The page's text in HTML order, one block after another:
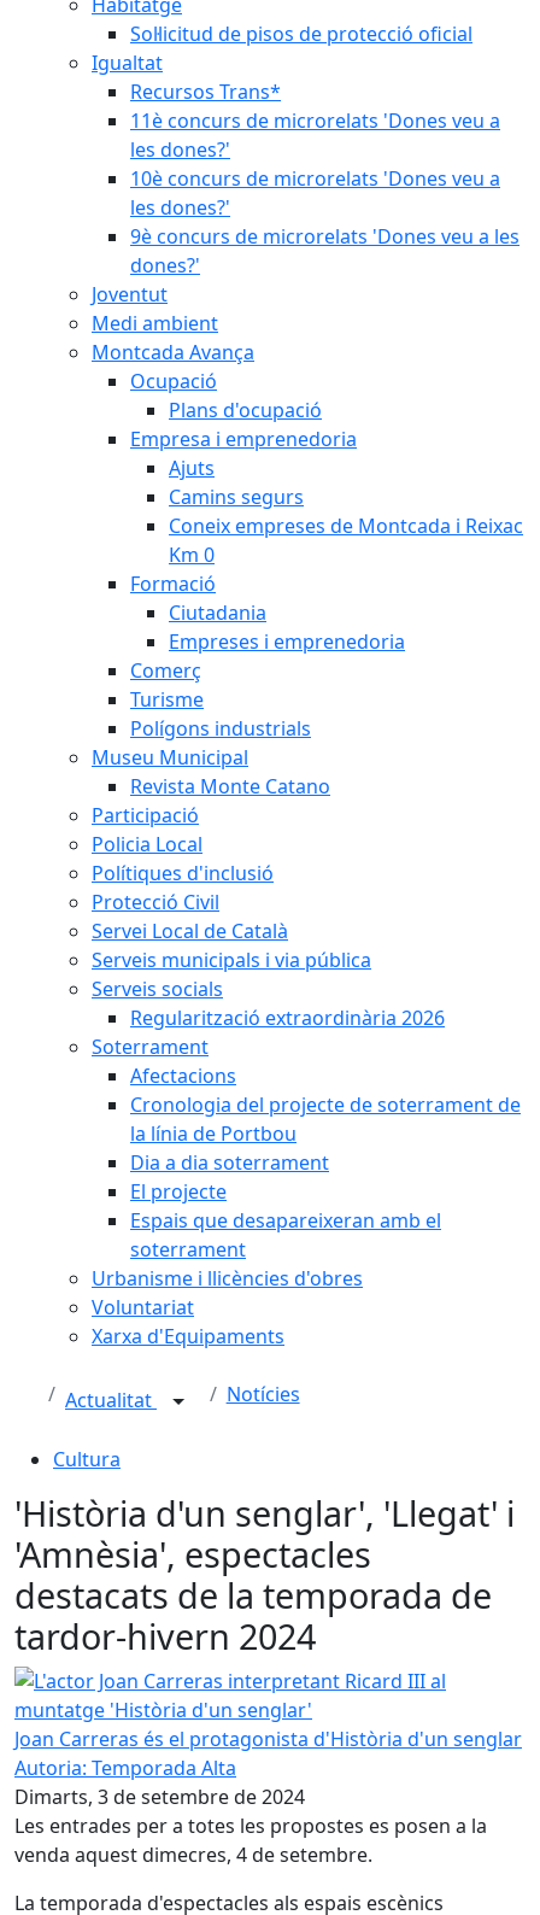
Sol·licitud de pisos de protecció oficial
Igualtat
Recursos Trans*
11è concurs de microrelats 'Dones veu a
les dones?'
10è concurs de microrelats 'Dones veu a
les dones?'
9è concurs de microrelats 'Dones veu a les
dones?'
Joventut
Medi ambient
Montcada Avança
Ocupació
Plans d'ocupació
Empresa i emprenedoria
Ajuts
Camins segurs
Coneix empreses de Montcada i Reixac
Km 0
Formació
Ciutadania
Empreses i emprenedoria
Comerç
Turisme
Polígons industrials
Museu Municipal
Revista Monte Catano
Participació
Policia Local
Polítiques d'inclusió
Protecció Civil
Servei Local de Català
Serveis municipals i via pública
Serveis socials
Regularització extraordinària 2026
Soterrament
Afectacions
Cronologia del projecte de soterrament de
la línia de Portbou
Dia a dia soterrament
El projecte
Espais que desapareixeran amb el
soterrament
Urbanisme i llicències d'obres
Voluntariat
Xarxa d'Equipaments
Actualitat Notícies
Cultura
'Història d'un senglar', 'Llegat' i
'Amnèsia', espectacles
destacats de la temporada de
tardor-hivern 2024
L'actor Joan Carreras interpretant Ricard III al muntatge
Joan Carreras és el protagonista d'Història d'un senglar
Autoria: Temporada Alta
Dimarts, 3 de setembre de 2024
Les entrades per a totes les propostes es posen a la
venda aquest dimecres, 4 de setembre.
La temporada d'espectacles als espais escènics